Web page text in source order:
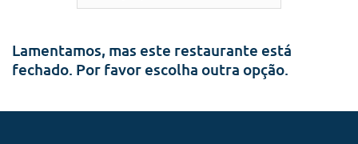
Lamentamos, mas este restaurante está
fechado. Por favor escolha outra opção.